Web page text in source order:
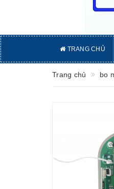
TRANG CHỦ
Trang chủ bo